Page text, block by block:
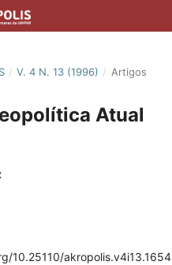
/ V. 4 N. 13 (1996) / Artigos
Atual
10.25110/akropolis.v4i13.1654